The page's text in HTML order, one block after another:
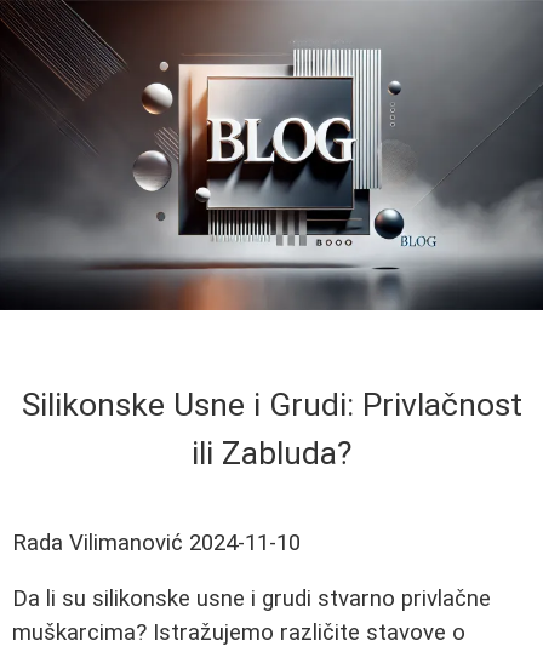
Silikonske Usne i Grudi: Privlačnost
ili Zabluda?
Rada Vilimanović 2024-11-10
Da li su silikonske usne i grudi stvarno privlačne
muškarcima? Istražujemo različite stavove o